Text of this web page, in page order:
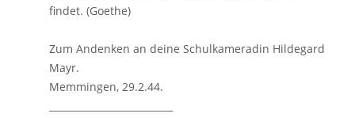
findet. (Goethe)
Zum Andenken an deine Schulkameradin Hildegard
Mayr.
Memmingen, 29.2.44.